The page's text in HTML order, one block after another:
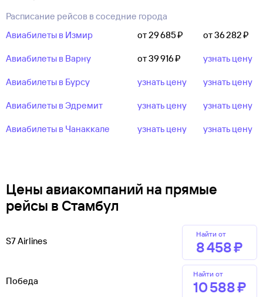
Расписание рейсов в соседние города
Авиабилеты в Измир
от 29 ⁠685 ⁠₽ от 36 ⁠282 ⁠₽
Авиабилеты в Варну от 39 ⁠916 ⁠₽ узнать цену
Авиабилеты в Бурсу узнать цену узнать цену
Авиабилеты в Эдремит узнать цену узнать цену
Авиабилеты в Чанаккале узнать цену узнать цену
Цены авиакомпаний на прямые
рейсы в Стамбул
S7 Airlines
Найти от
8 ⁠458 ⁠₽
Победа
Найти от
10 ⁠588 ⁠₽